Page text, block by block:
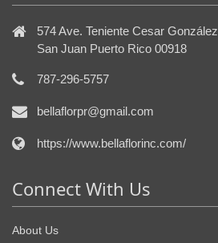
574 Ave. Teniente Cesar González
San Juan Puerto Rico 00918
787-296-5757
bellaflorpr@gmail.com
https://www.bellaflorinc.com/
Connect With Us
About Us